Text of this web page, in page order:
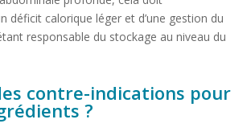
déficit calorique léger et d’une gestion du
responsable du stockage au niveau du
contre-indications pour
?